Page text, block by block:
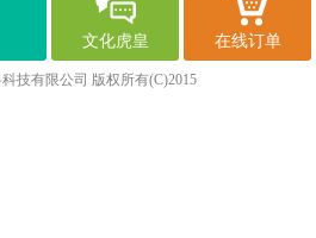
文化虎皇 在线订单
技有限公司 版权所有(C)2015